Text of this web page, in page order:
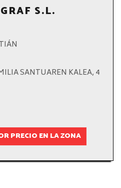
S.L.
SANTUAREN KALEA, 4
PRECIO EN LA ZONA